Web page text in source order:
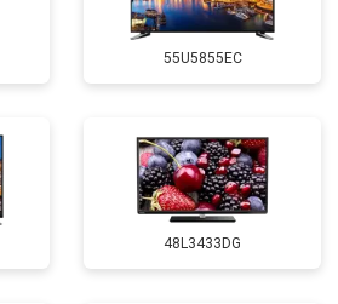
55U5855EC
48L3433DG